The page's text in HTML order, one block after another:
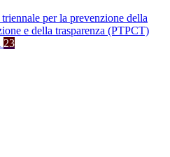
per la prevenzione della
e della trasparenza (PTPCT)
23